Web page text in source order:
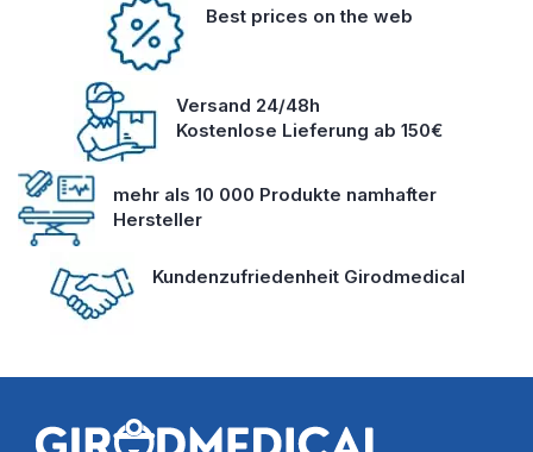
Best prices on the web
Versand 24/48h
Kostenlose Lieferung ab 150€
mehr als 10 000 Produkte namhafter
Hersteller
Kundenzufriedenheit Girodmedical